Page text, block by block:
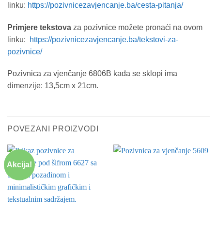
linku: https://pozivnicezavjencanje.ba/cesta-pitanja/
Primjere tekstova za pozivnice možete pronaći na ovom
linku:
https://pozivnicezavjencanje.ba/tekstovi-za-
pozivnice/
Pozivnica za vjenčanje 6806B kada se sklopi ima
dimenzije: 13,5cm x 21cm.
POVEZANI PROIZVODI
Akcija!